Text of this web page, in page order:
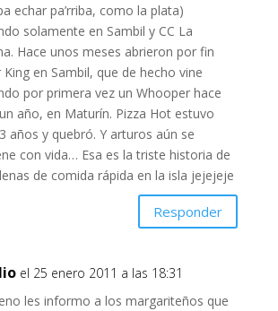
echar pa’rriba, como la plata)
solamente en Sambil y CC La
Hace unos meses abrieron por fin
King en Sambil, que de hecho vine
por primera vez un Whooper hace
año, en Maturín. Pizza Hot estuvo
años y quebró. Y arturos aún se
con vida… Esa es la triste historia de
de comida rápida en la isla jejejeje
Responder
el 25 enero 2011 a las 18:31
les informo a los margariteños que